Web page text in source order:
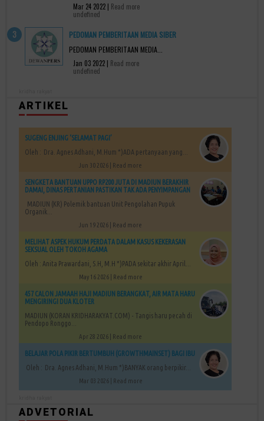
Mar 24 2022 | Read more
undefined
PEDOMAN PEMBERITAAN MEDIA SIBER
PEDOMAN PEMBERITAAN MEDIA...
Jan 03 2022 | Read more
undefined
ARTIKEL
SUGENG ENJING ‘SELAMAT PAGI’
Oleh : Dra. Agnes Adhani, M.Hum *)ADA pertanyaan yang...
Jun 30 2026 | Read more
SENGKETA BANTUAN UPPO RP200 JUTA DI MADIUN BERAKHIR
DAMAI, DINAS PERTANIAN PASTIKAN TAK ADA PENYIMPANGAN
MADIUN (KR) Polemik bantuan Unit Pengolahan Pupuk
Organik...
Jun 19 2026 | Read more
MELIHAT ASPEK HUKUM PERDATA DALAM KASUS KEKERASAN
SEKSUAL OLEH TOKOH AGAMA
Oleh : Anita Prawardani, S.H, M.H *)PADA sekitar akhir April...
May 16 2026 | Read more
457 CALON JAMAAH HAJI MADIUN BERANGKAT, AIR MATA HARU
MENGIRINGI DUA KLOTER
MADIUN (KORAN KRIDHARAKYAT.COM) - Tangis haru pecah di
Pendopo Ronggo...
Apr 28 2026 | Read more
BELAJAR POLA PIKIR BERTUMBUH (GROWTHMAINSET) BAGI IBU
Oleh : Dra. Agnes Adhani, M.Hum *)BANYAK orang berpikir...
Mar 03 2026 | Read more
ADVETORIAL